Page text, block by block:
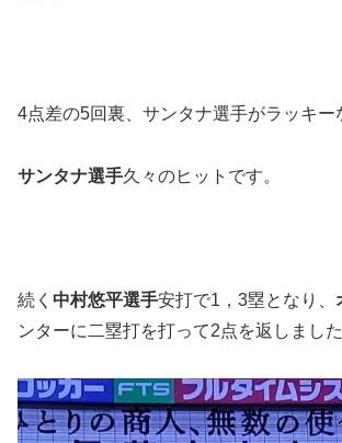
4点差の5回裏、サンタナ選手がラッキー
サンタナ選手久々のヒットです。
続く 中村悠平選手安打で1，3塁となり、
ンターに二塁打を打って2点を返しました